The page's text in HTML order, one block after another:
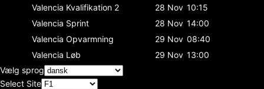
Valencia Kvalifikation 2 28 Nov 10:15
Valencia Sprint 28 Nov 14:00
Valencia Opvarmning 29 Nov 08:40
Valencia Løb 29 Nov 13:00
Vælg sprog
Select Site